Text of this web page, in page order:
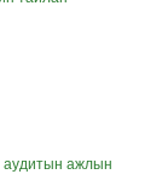
аудитын ажлын